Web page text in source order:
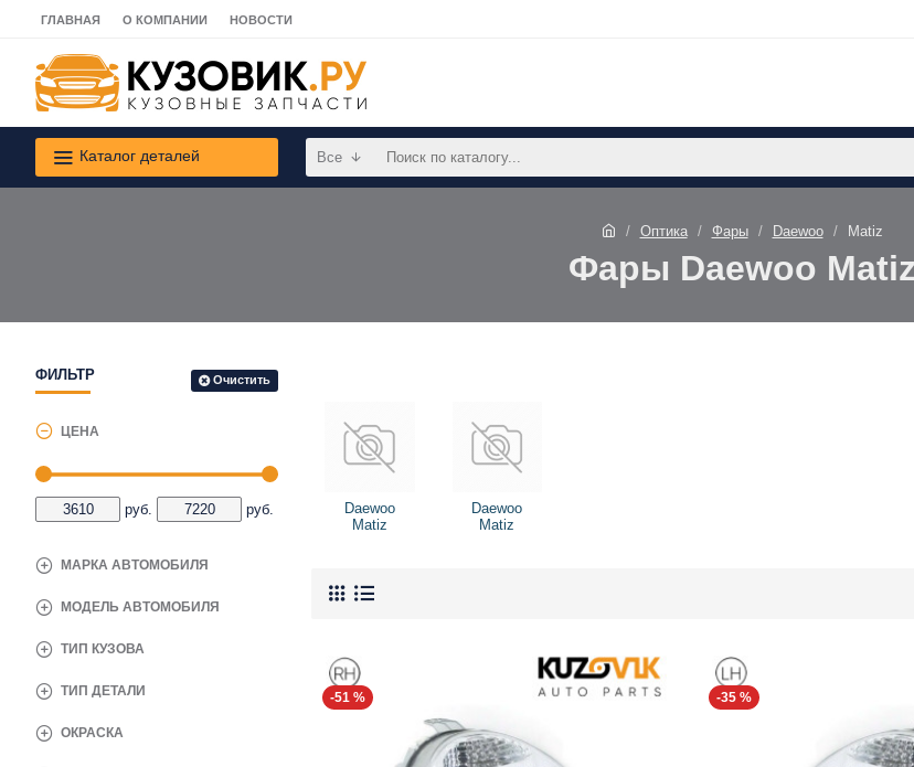
ГЛАВНАЯ О КОМПАНИИ НОВОСТИ
Каталог деталей Все
Оптика Фары Daewoo Matiz
Фары Daewoo Matiz
ФИЛЬТР Очистить
ЦЕНА
руб. руб.
МАРКА АВТОМОБИЛЯ
ОКРАСКА
МОДЕЛЬ АВТОМОБИЛЯ
ТИП КУЗОВА
ТИП ДЕТАЛИ
Daewoo
Matiz
Daewoo
Matiz
-51 % -35 %